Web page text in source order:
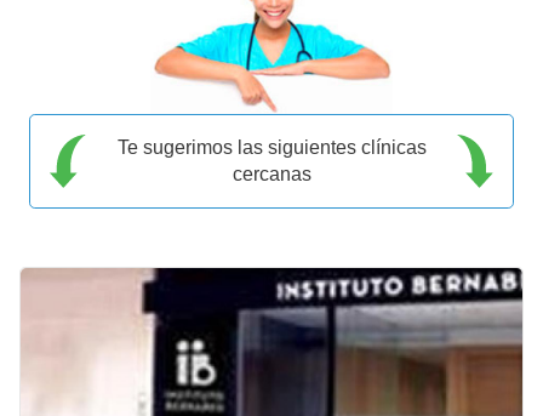
Te sugerimos las siguientes clínicas
cercanas